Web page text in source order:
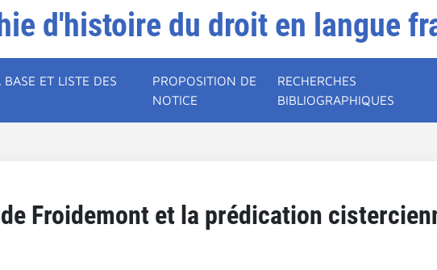
d'histoire du droit en langue
ET LISTE DES
PROPOSITION DE
NOTICE
RECHERCHES
BIBLIOGRAPHIQUES
Froidemont et la prédication